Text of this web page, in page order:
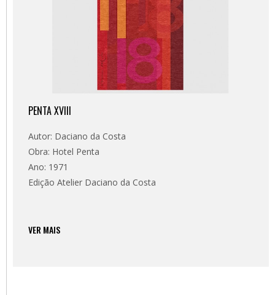
PENTA XVIII
Autor: Daciano da Costa
Obra: Hotel Penta
Ano: 1971
Edição Atelier Daciano da Costa
VER MAIS